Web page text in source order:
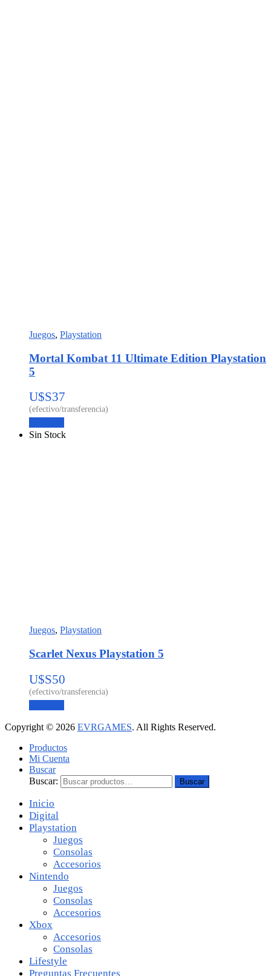
Juegos, Playstation
Mortal Kombat 11 Ultimate Edition Playstation
5
U$S37
Sin Stock
Juegos, Playstation
Scarlet Nexus Playstation 5
U$S50
Copyright © 2026 EVRGAMES. All Rights Reserved.
Productos
Mi Cuenta
Buscar
Buscar:
Buscar
Inicio
Digital
Playstation
Juegos
Consolas
Accesorios
Nintendo
Juegos
Consolas
Accesorios
Xbox
Accesorios
Consolas
Lifestyle
Preguntas Frecuentes